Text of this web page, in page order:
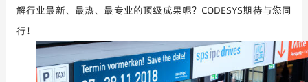
解行业最新、最热、最专业的顶级成果呢？ CODESYS期待与您同
行！